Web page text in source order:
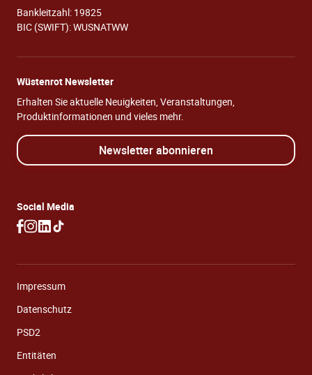
Bankleitzahl: 19825
BIC (SWIFT): WUSNATWW
Wüstenrot Newsletter
Erhalten Sie aktuelle Neuigkeiten, Veranstaltungen,
Produktinformationen und vieles mehr.
Newsletter abonnieren
Social Media
Impressum
Datenschutz
PSD2
Entitäten